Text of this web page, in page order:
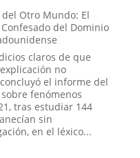
juego
de
la
Ouija
online:
¿Pueden
los
rituales
en
el
Otro Mundo: El
del Dominio
claros de que
no
el informe del
fenómenos
tras estudiar 144
sin
en el léxico...